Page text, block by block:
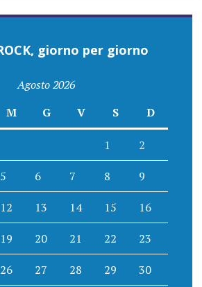
giorno per giorno
Agosto 2026
M G V S D
1 2
5 6 7 8 9
12 13 14 15 16
19 20 21 22 23
26 27 28 29 30